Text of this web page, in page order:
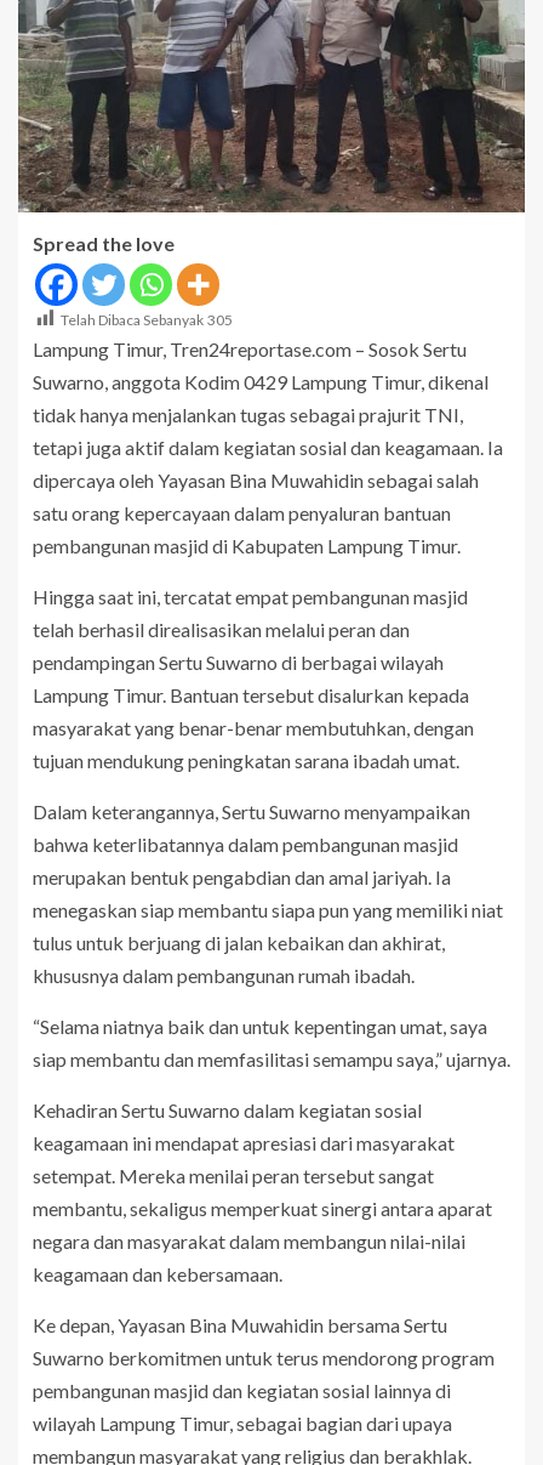
Spread the love
Telah Dibaca Sebanyak 305
Lampung Timur, Tren24reportase.com – Sosok Sertu
Suwarno, anggota Kodim 0429 Lampung Timur, dikenal
tidak hanya menjalankan tugas sebagai prajurit TNI,
tetapi juga aktif dalam kegiatan sosial dan keagamaan. Ia
dipercaya oleh Yayasan Bina Muwahidin sebagai salah
satu orang kepercayaan dalam penyaluran bantuan
pembangunan masjid di Kabupaten Lampung Timur.
Hingga saat ini, tercatat empat pembangunan masjid
telah berhasil direalisasikan melalui peran dan
pendampingan Sertu Suwarno di berbagai wilayah
Lampung Timur. Bantuan tersebut disalurkan kepada
masyarakat yang benar-benar membutuhkan, dengan
tujuan mendukung peningkatan sarana ibadah umat.
Dalam keterangannya, Sertu Suwarno menyampaikan
bahwa keterlibatannya dalam pembangunan masjid
merupakan bentuk pengabdian dan amal jariyah. Ia
menegaskan siap membantu siapa pun yang memiliki niat
tulus untuk berjuang di jalan kebaikan dan akhirat,
khususnya dalam pembangunan rumah ibadah.
“Selama niatnya baik dan untuk kepentingan umat, saya
siap membantu dan memfasilitasi semampu saya,” ujarnya.
Kehadiran Sertu Suwarno dalam kegiatan sosial
keagamaan ini mendapat apresiasi dari masyarakat
setempat. Mereka menilai peran tersebut sangat
membantu, sekaligus memperkuat sinergi antara aparat
negara dan masyarakat dalam membangun nilai-nilai
keagamaan dan kebersamaan.
Ke depan, Yayasan Bina Muwahidin bersama Sertu
Suwarno berkomitmen untuk terus mendorong program
pembangunan masjid dan kegiatan sosial lainnya di
wilayah Lampung Timur, sebagai bagian dari upaya
membangun masyarakat yang religius dan berakhlak.